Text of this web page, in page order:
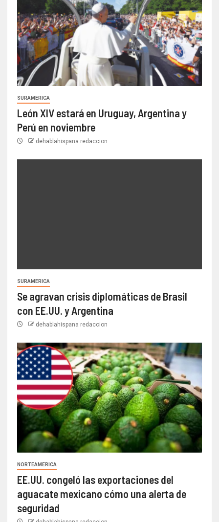
SURAMERICA
León XIV estará en Uruguay, Argentina y
Perú en noviembre
dehablahispana redaccion
SURAMERICA
Se agravan crisis diplomáticas de Brasil
con EE.UU. y Argentina
dehablahispana redaccion
NORTEAMERICA
EE.UU. congeló las exportaciones del
aguacate mexicano cómo una alerta de
seguridad